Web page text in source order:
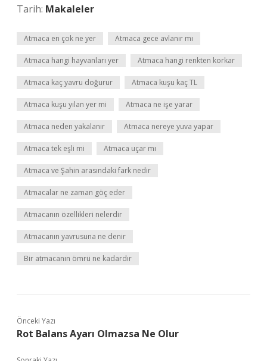
Tarih: Makaleler
Atmaca en çok ne yer Atmaca gece avlanır mı
Atmaca hangi hayvanları yer Atmaca hangi renkten korkar
Atmaca kaç yavru doğurur Atmaca kuşu kaç TL
Atmaca kuşu yılan yer mi Atmaca ne işe yarar
Atmaca neden yakalanır Atmaca nereye yuva yapar
Atmaca tek eşli mi Atmaca uçar mı
Atmaca ve Şahin arasındaki fark nedir
Atmacalar ne zaman göç eder
Atmacanın özellikleri nelerdir
Atmacanın yavrusuna ne denir
Bir atmacanın ömrü ne kadardır
Önceki Yazı
Rot Balans Ayarı Olmazsa Ne Olur